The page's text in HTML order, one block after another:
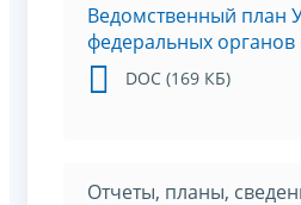
Ведомственный план
федеральных органов
DOC (169 КБ)
Отчеты, планы,